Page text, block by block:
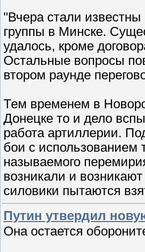
"Вчера стали известны
группы в Минске.
удалось, кроме
Остальные вопросы
втором раунде
Тем временем в
Донецке то и дело
работа артиллерии.
бои с использованием
называемого
возникали и
силовики пытаются
Путин утвердил
Она остается